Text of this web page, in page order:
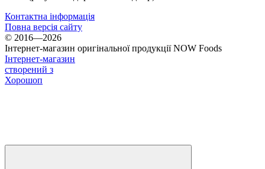
Контактна інформація
Повна версія сайту
© 2016—2026
Інтернет-магазин оригінальної продукції NOW Foods
Інтернет-магазин
створений з
Хорошоп